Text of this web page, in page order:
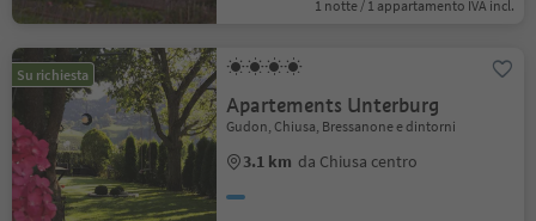
1 notte / 1 appartamento IVA incl.
Su richiesta
Apartements Unterburg
Gudon, Chiusa, Bressanone e dintorni
3.1 km da Chiusa centro